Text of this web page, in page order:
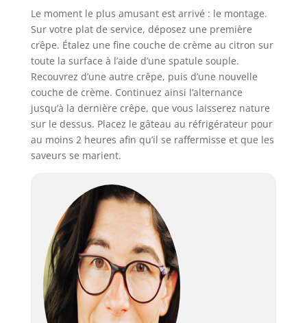
Le moment le plus amusant est arrivé : le montage.
Sur votre plat de service, déposez une première
crêpe. Étalez une fine couche de crème au citron sur
toute la surface à l’aide d’une spatule souple.
Recouvrez d’une autre crêpe, puis d’une nouvelle
couche de crème. Continuez ainsi l’alternance
jusqu’à la dernière crêpe, que vous laisserez nature
sur le dessus. Placez le gâteau au réfrigérateur pour
au moins 2 heures afin qu’il se raffermisse et que les
saveurs se marient.